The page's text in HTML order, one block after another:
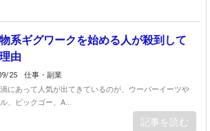
系ギグワークを始める人が殺到して
由
25
仕事・副業
にあって人気が出てきているのが、ウーバーイーツや
、ピックゴー、A...
記事を読む